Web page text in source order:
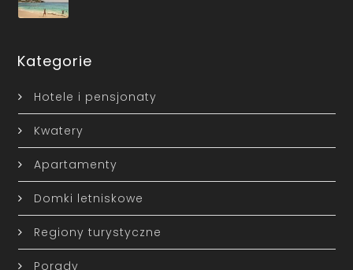
Kategorie
Hotele i pensjonaty
Kwatery
Apartamenty
Domki letniskowe
Regiony turystyczne
Porady